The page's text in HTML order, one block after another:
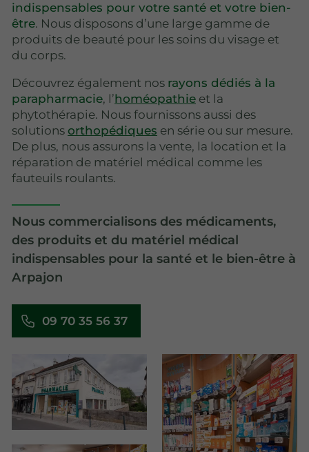
indispensables pour votre santé et votre bien-
être. Nous disposons d’une large gamme de
produits de beauté pour les soins du visage et
du corps.
Découvrez également nos rayons dédiés à la
parapharmacie, l’homéopathie et la
phytothérapie. Nous fournissons aussi des
solutions orthopédiques en série ou sur mesure.
De plus, nous assurons la vente, la location et la
réparation de matériel médical comme les
fauteuils roulants.
Nous commercialisons des médicaments,
des produits et du matériel médical
indispensables pour la santé et le bien-être à
Arpajon
09 70 35 56 37